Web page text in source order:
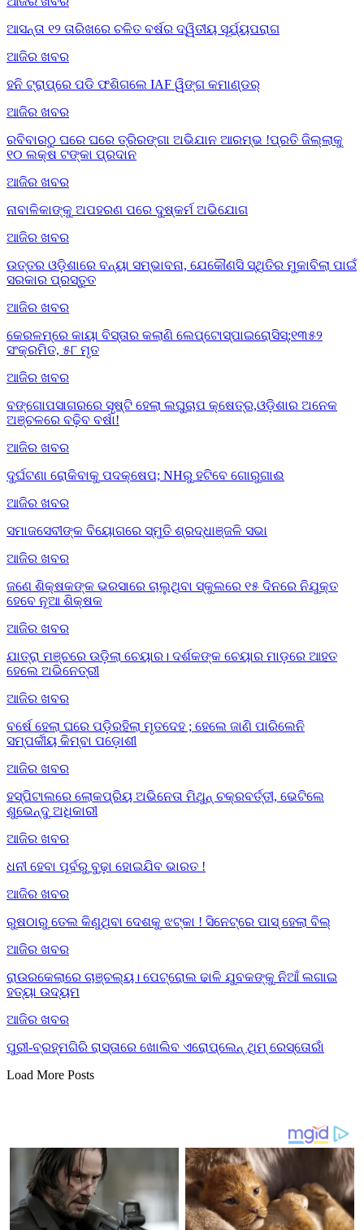
ଆସନ୍ତା ୧୨ ତାରିଖରେ ଚଳିତ ବର୍ଷର ଦ୍ୱିତୀୟ ସୂର୍ଯ୍ୟପରାଗ
ଆଜିର ଖବର
ହନି ଟ୍ରାପ୍‌ରେ ପଡି ଫଶିଗଲେ IAF ୱିଙ୍ଗ କମାଣ୍ଡର୍
ଆଜିର ଖବର
ରବିବାରଠୁ ଘରେ ଘରେ ତ୍ରିରଙ୍ଗା ଅଭିଯାନ ଆରମ୍ଭ !ପ୍ରତି ଜିଲ୍ଲାକୁ
୧୦ ଲକ୍ଷ ଟଙ୍କା ପ୍ରଦାନ
ଆଜିର ଖବର
ନାବାଳିକାଙ୍କୁ ଅପହରଣ ପରେ ଦୁଷ୍କର୍ମ ଅଭିଯୋଗ
ଆଜିର ଖବର
ଉତ୍ତର ଓଡ଼ିଶାରେ ବନ୍ୟା ସମ୍ଭାବନା, ଯେକୌଣସି ସ୍ଥିତିର ମୁକାବିଲା ପାଇଁ
ସରକାର ପ୍ରସ୍ତୁତ
ଆଜିର ଖବର
କେରଳମ୍‌ରେ କାୟା ବିସ୍ତାର କଲାଣି ଲେପ୍ଟୋସ୍ପାଇରୋସିସ୍;୧୩୫୨
ସଂକ୍ରମିତ, ୫୮ ମୃତ
ଆଜିର ଖବର
ବଙ୍ଗୋପସାଗରରେ ସୃଷ୍ଟି ହେଲା ଲଘୁଚାପ କ୍ଷେତ୍ର,ଓଡ଼ିଶାର ଅନେକ
ଅଞ୍ଚଳରେ ବଢ଼ିବ ବର୍ଷା!
ଆଜିର ଖବର
ଦୁର୍ଘଟଣା ରୋକିବାକୁ ପଦକ୍ଷେପ; NHରୁ ହଟିବେ ଗୋରୁଗାଈ
ଆଜିର ଖବର
ସମାଜସେବୀଙ୍କ ବିୟୋଗରେ ସ୍ମୁତି ଶ୍ରଦ୍ଧାଞ୍ଜଳି ସଭା
ଆଜିର ଖବର
ଜଣେ ଶିକ୍ଷକଙ୍କ ଭରସାରେ ଚାଲୁଥିବା ସ୍କୁଲରେ ୧୫ ଦିନରେ ନିଯୁକ୍ତ
ହେବେ ନୂଆ ଶିକ୍ଷକ
ଆଜିର ଖବର
ଯାତ୍ରା ମଞ୍ଚରେ ଉଡ଼ିଲା ଚେୟାର। ଦର୍ଶକଙ୍କ ଚେୟାର ମାଡ଼ରେ ଆହତ
ହେଲେ ଅଭିନେତ୍ରୀ
ଆଜିର ଖବର
ବର୍ଷେ ହେଲା ଘରେ ପଡ଼ିରହିଲା ମୃତଦେହ ; ହେଲେ ଜାଣି ପାରିଲେନି
ସମ୍ପର୍କୀୟ କିମ୍ବା ପଡ଼ୋଶୀ
ଆଜିର ଖବର
ହସ୍ପିଟାଲରେ ଲୋକପ୍ରିୟ ଅଭିନେତା ମିଥୁନ୍ ଚକ୍ରବର୍ତ୍ତୀ, ଭେଟିଲେ
ଶୁଭେନ୍ଦୁ ଅଧିକାରୀ
ଆଜିର ଖବର
ଧନୀ ହେବା ପୂର୍ବରୁ ବୁଢ଼ା ହୋଇଯିବ ଭାରତ !
ଆଜିର ଖବର
ରୁଷଠାରୁ ତେଲ କିଣୁଥିବା ଦେଶକୁ ଝଟ୍‌କା ! ସିନେଟ୍‌ରେ ପାସ୍ ହେଲା ବିଲ୍
ଆଜିର ଖବର
ରାଉରକେଲାରେ ଚାଞ୍ଚଲ୍ୟ। ପେଟ୍ରୋଲ ଢାଳି ଯୁବକଙ୍କୁ ନିଆଁ ଲଗାଇ
ହତ୍ୟା ଉଦ୍ୟମ
ଆଜିର ଖବର
ପୁରୀ-ବ୍ରହ୍ମଗିରି ରାସ୍ତାରେ ଖୋଲିବ ଏରୋପ୍ଲେନ୍‌ ଥିମ୍‌ ରେସ୍ତୋରାଁ
Load More Posts